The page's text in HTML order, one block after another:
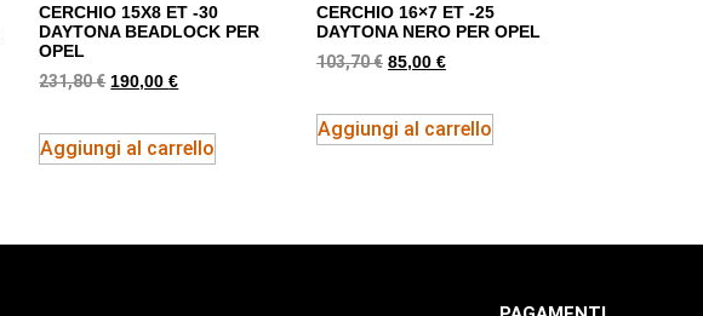
CERCHIO 15X8 ET -30
DAYTONA BEADLOCK PER
OPEL
231,80€ 190,00€
Aggiungi al carrello
CERCHIO 16×7 ET -25
DAYTONA NERO PER OPEL
103,70€ 85,00 €
Aggiungi al carrello